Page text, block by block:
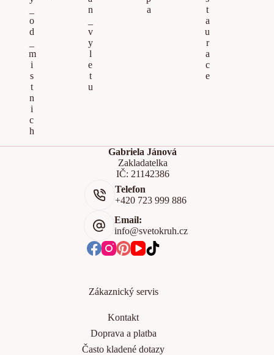
Gabriela Jánová
Zakladatelka
IČ: 21142386
Telefon
+420 723 999 886
Email:
info@svetokruh.cz
Zákaznický servis
Kontakt
Doprava a platba
Často kladené dotazy